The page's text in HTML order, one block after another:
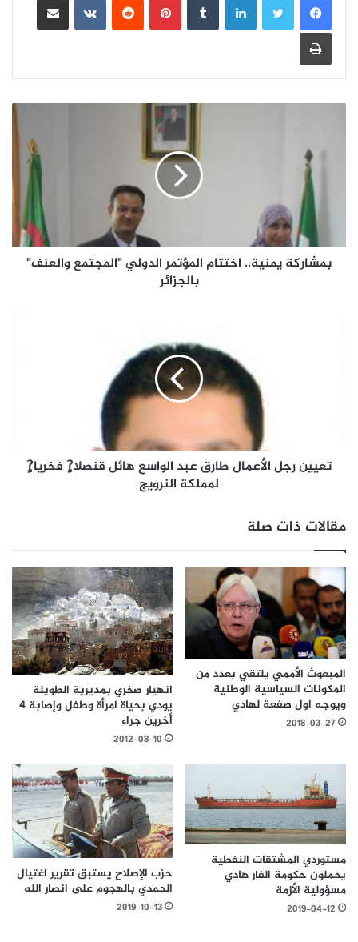
طباعة
بمشاركة يمنية.. اختتام المؤتمر الدولي "المجتمع والعنف"
بالجزائر
تعيين رجل الأعمال طارق عبد الواسع هائل قنصلا?ٍ فخريا?ٍ
لمملكة النرويج
مقالات ذات صلة
المبعوث الأممي يلتقي بعدد من
المكونات السياسية الوطنية
ويوجه اول صفعة لهادي
2018-03-27
انهيار صخري بمديرية الطويلة
يودي بحياة امرأة وطفل وإصابة 4
أخرين جراء
2012-08-10
مستوردي المشتقات النفطية
يحملون حكومة الفار هادي
مسؤولية الأزمة
2019-04-12
حزب الإصلاح يستبق تقرير اغتيال
الحمدي بالهجوم على انصار الله
2019-10-13